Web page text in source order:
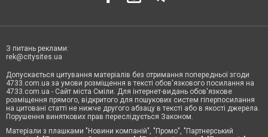
З питань реклами:
rek@citysites.ua
Допускається цитування матеріалів без отримання попередньої згоди
4733.com.ua за умови розміщення в тексті обов'язкового посилання на
4733.com.ua - Сайт міста Сміли. Для інтернет-видань обов'язкове
розміщення прямого, відкритого для пошукових систем гіперпосилання
на цитовані статті не нижче другого абзацу в тексті або в якості джерела.
Порушення виняткових прав переслідується Законом.
Матеріали з плашками "Новини компаній", "Промо", "Партнерський